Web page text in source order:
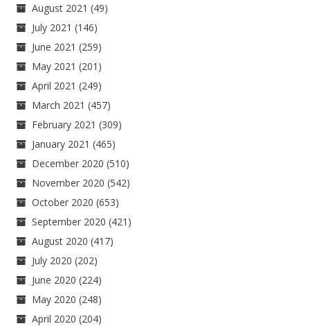
August 2021 (49)
July 2021 (146)
June 2021 (259)
May 2021 (201)
April 2021 (249)
March 2021 (457)
February 2021 (309)
January 2021 (465)
December 2020 (510)
November 2020 (542)
October 2020 (653)
September 2020 (421)
August 2020 (417)
July 2020 (202)
June 2020 (224)
May 2020 (248)
April 2020 (204)